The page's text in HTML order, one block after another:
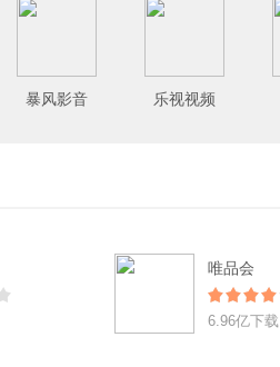
暴风影音 乐视视频
唯品会
6.96亿下载